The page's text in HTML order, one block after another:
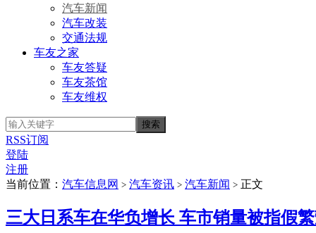
汽车新闻
汽车改装
交通法规
车友之家
车友答疑
车友茶馆
车友维权
RSS订阅
登陆
注册
当前位置： 汽车信息网 > 汽车资讯 > 汽车新闻 > 正文
三大日系车在华负增长 车市销量被指假